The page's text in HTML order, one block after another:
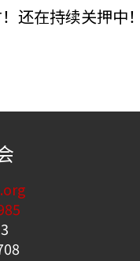
还在持续关押中